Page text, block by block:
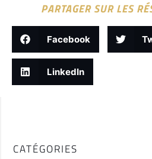
PARTAGER SUR LES
Facebook
LinkedIn
CATÉGORIES